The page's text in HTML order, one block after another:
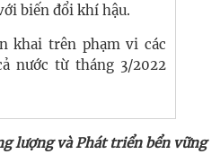
biến đổi khí hậu.
khai trên phạm vi các
nước từ tháng 3/2022
lượng và Phát triển bển vững